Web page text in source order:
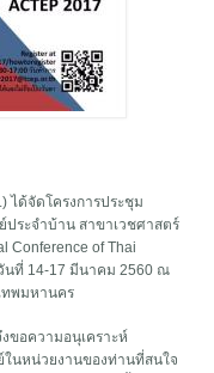
ได้จัดโครงการประชุม
ระจำบ้าน สาขาเวชศาสตร์
Conference of Thai
วันที่ 14-17 มีนาคม 2560 ณ
ทพมหานคร
ขอความอนุเคราะห์
นหน่วยงานของท่านที่สนใจ